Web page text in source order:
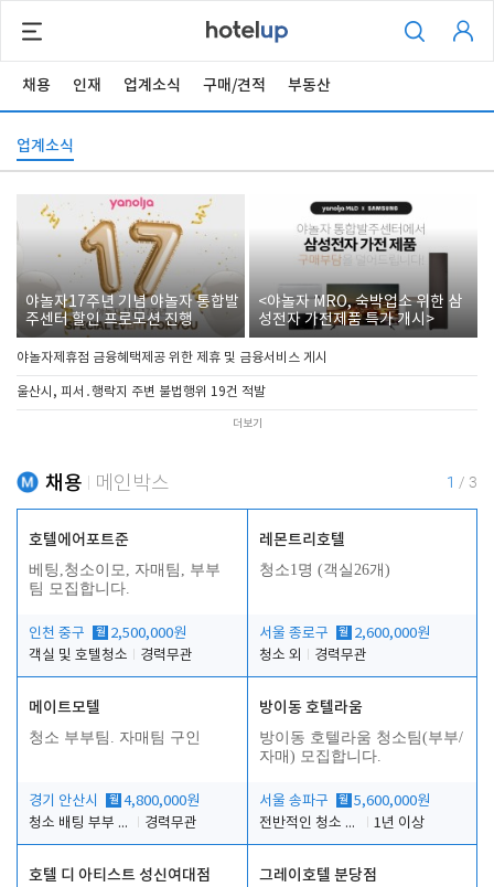
채용 인재 업계소식 구매/견적 부동산
업계소식
야놀자17주년 기념 야놀자 통합발
주센터 할인 프로모션 진행
<야놀자 MRO, 숙박업소 위한 삼
성전자 가전제품 특가 개시>
야놀자제휴점 금융혜택제공 위한 제휴 및 금융서비스 게시
울산시, 피서․행락지 주변 불법행위 19건 적발
더보기
채용 메인박스 1 / 3
호텔에어포트준
베팅,청소이모, 자매팀, 부부
팀 모집합니다.
인천 중구 월 2,500,000원
객실 및 호텔청소
경력무관
레몬트리호텔
청소1명 (객실26개)
서울 종로구 월 2,600,000원
청소 외
경력무관
메이트모텔
청소 부부팀. 자매팀 구인
경기 안산시 월 4,800,000원
청소 배팅 부부 구합니다
경력무관
방이동 호텔라움
방이동 호텔라움 청소팀(부부/
자매) 모집합니다.
서울 송파구 월 5,600,000원
전반적인 청소 업무(객실청소.객실정리)
1년 이상
호텔 디 아티스트 성신여대점 그레이호텔 분당점